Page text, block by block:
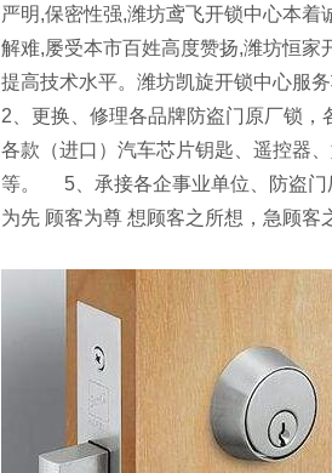
严明,保密性强,潍坊鸢飞开锁中心本
解难,屡受本市百姓高度赞扬,潍坊恒家
提高技术水平。潍坊凯旋开锁中心
2、更换、修理各品牌防盗门原厂
各款（进口）汽车芯片钥匙、遥控器
等。 5、承接各企事业单位、防盗门
为先 顾客为尊 想顾客之所想，急顾客